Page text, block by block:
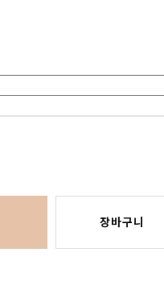
장바구니